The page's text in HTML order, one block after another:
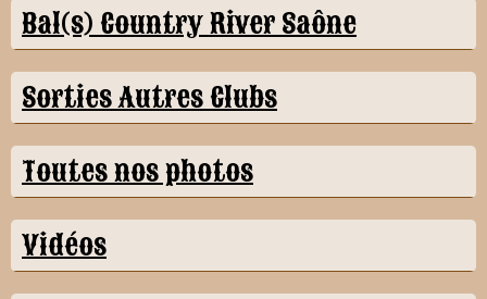
Bal(s) Country River Saône
Sorties Autres Clubs
Toutes nos photos
Vidéos